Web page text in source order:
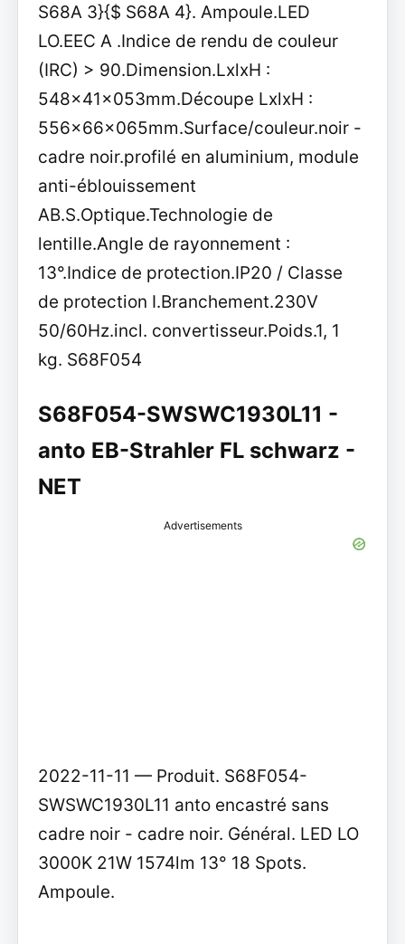
S68A 3}{$ S68A 4}. Ampoule.LED
LO.EEC A .Indice de rendu de couleur
(IRC) > 90.Dimension.LxlxH :
548x41x053mm.Découpe LxlxH :
556x66x065mm.Surface/couleur.noir -
cadre noir.profilé en aluminium, module
anti-éblouissement
AB.S.Optique.Technologie de
lentille.Angle de rayonnement :
13°.Indice de protection.IP20 / Classe
de protection I.Branchement.230V
50/60Hz.incl. convertisseur.Poids.1, 1
kg. S68F054
S68F054-SWSWC1930L11 -
anto EB-Strahler FL schwarz -
NET
Advertisements
2022-11-11 — Produit. S68F054-
SWSWC1930L11 anto encastré sans
cadre noir - cadre noir. Général. LED LO
3000K 21W 1574lm 13° 18 Spots.
Ampoule.